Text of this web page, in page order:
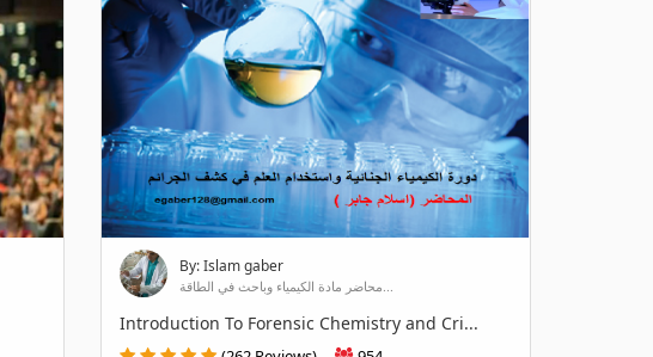
By: Islam gaber
Introduction To Forensic Chemistry and Cri...